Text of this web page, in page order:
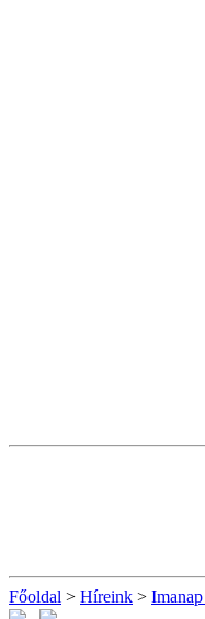
Főoldal > Híreink >